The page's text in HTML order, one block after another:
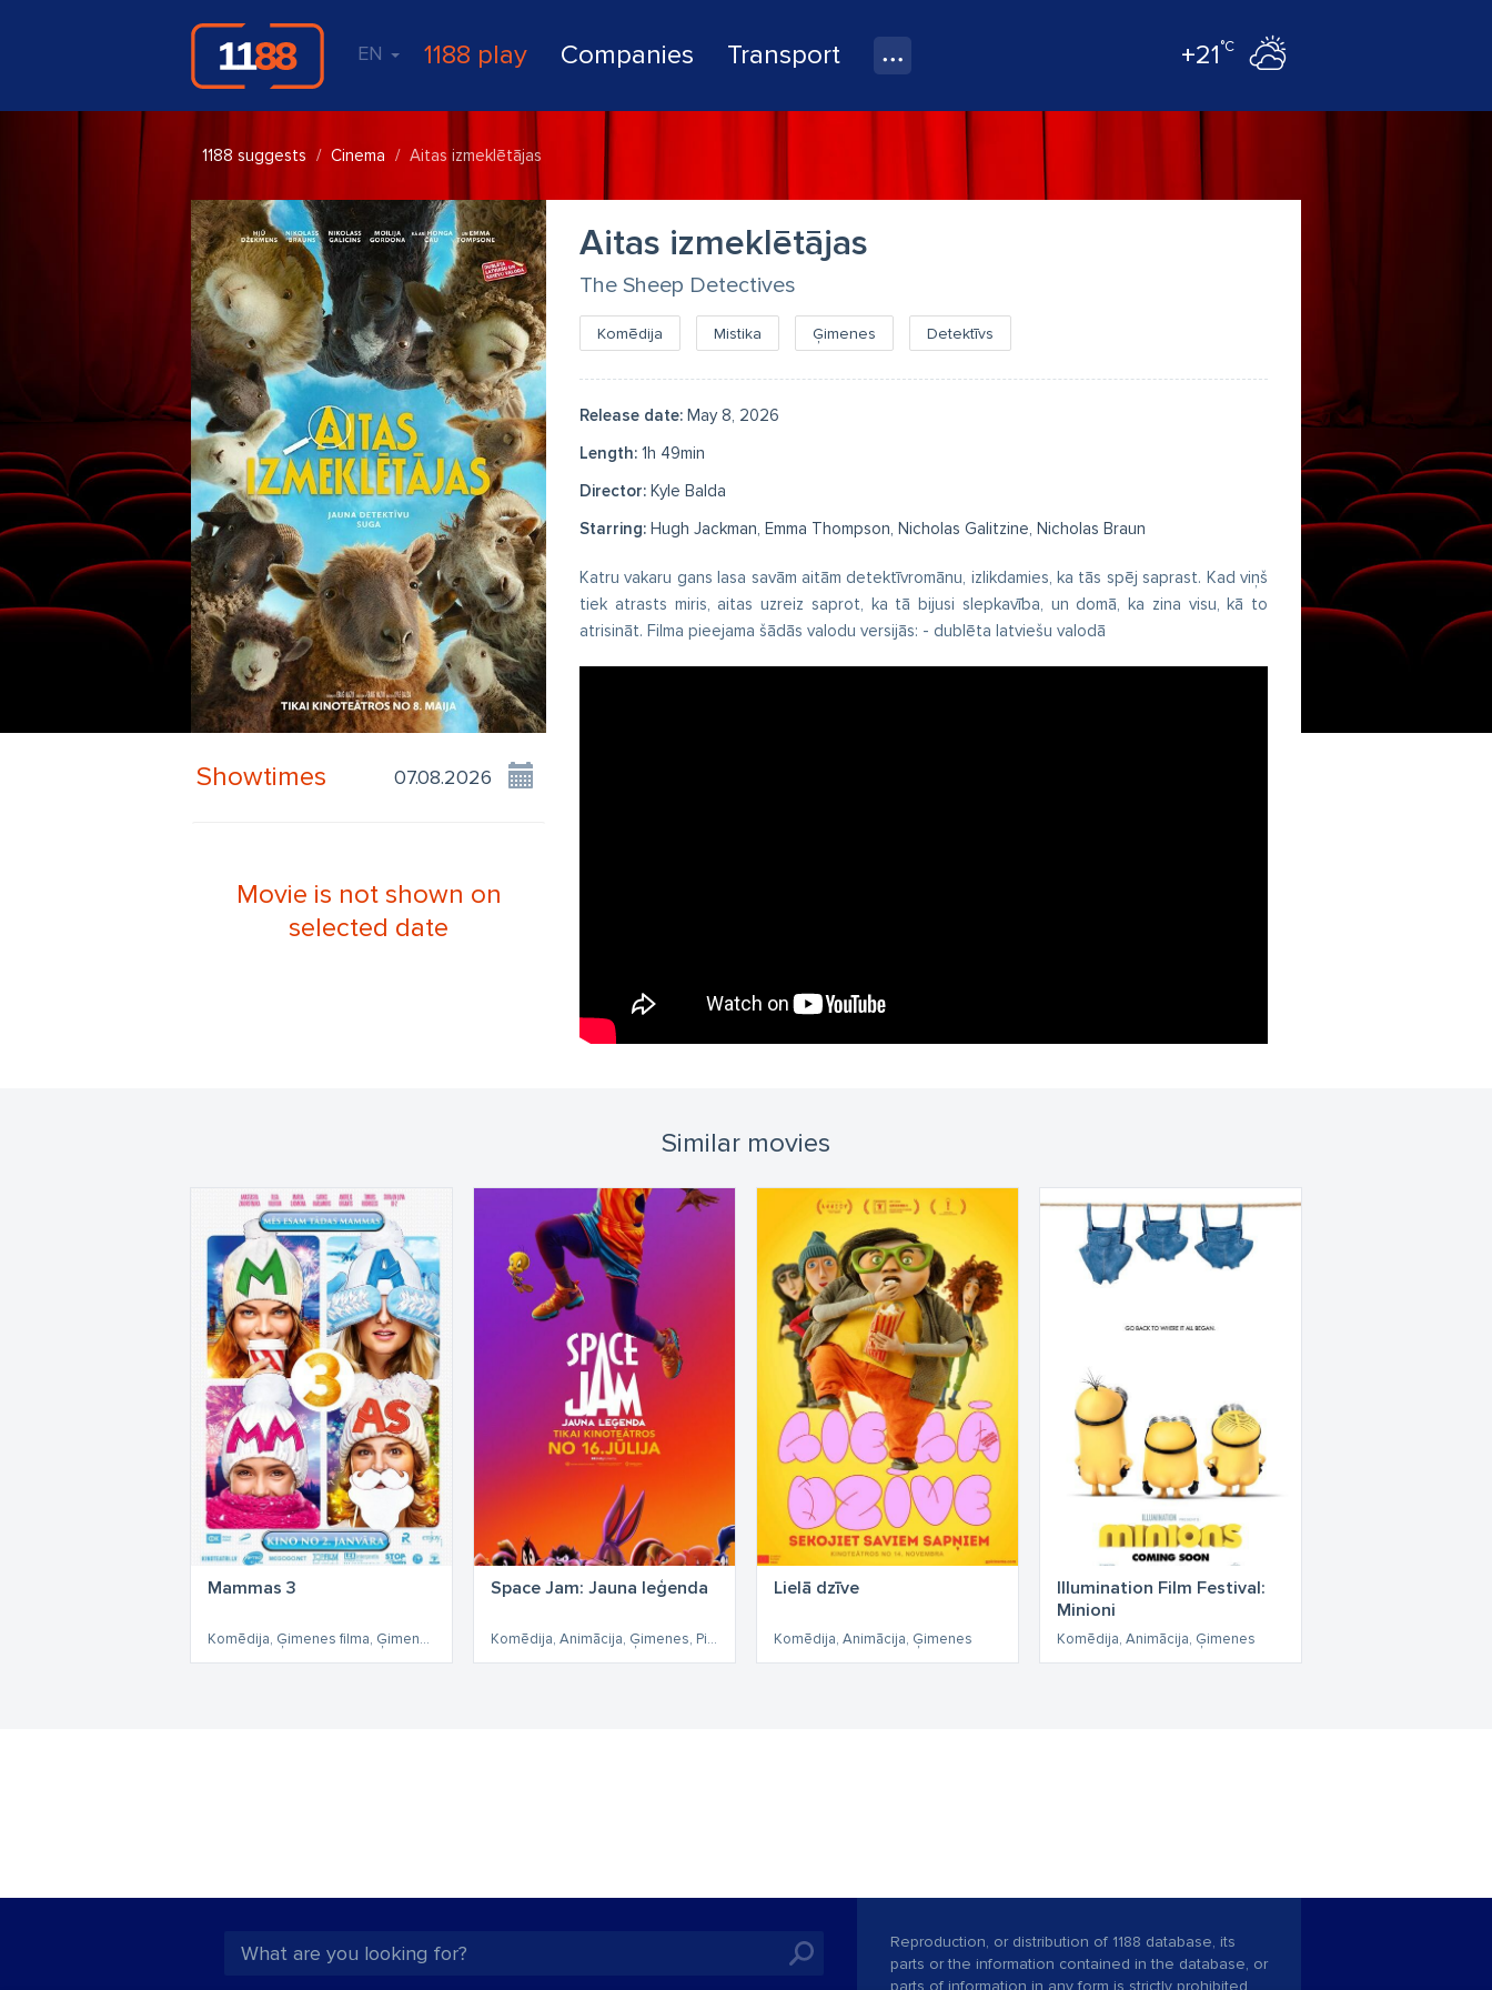
EN 1188 play Companies Transport +21°C
1188 suggests Cinema Aitas izmeklētājas
Showtimes
Movie is not shown on
selected date
Aitas izmeklētājas
The Sheep Detectives
Komēdija Mistika Ģimenes Detektīvs
Release date: May 8, 2026
Length: 1h 49min
Director: Kyle Balda
Starring: Hugh Jackman, Emma Thompson, Nicholas Galitzine, Nicholas Braun
Katru vakaru gans lasa savām aitām detektīvromānu, izlikdamies, ka tās spēj saprast. Kad viņš
tiek atrasts miris, aitas uzreiz saprot, ka tā bijusi slepkavība, un domā, ka zina visu, kā to
atrisināt. Filma pieejama šādās valodu versijās: - dublēta latviešu valodā
Similar movies
Mammas 3
Komēdija, Ģimenes filma, Ģimenes
Space Jam: Jauna leģenda
Komēdija, Animācija, Ģimenes, Piedzīvojumu
Lielā dzīve
Komēdija, Animācija, Ģimenes
Illumination Film Festival:
Minioni
Komēdija, Animācija, Ģimenes
Reproduction, or distribution of 1188 database, its
parts or the information contained in the database, or
parts of information in any form is strictly prohibited.